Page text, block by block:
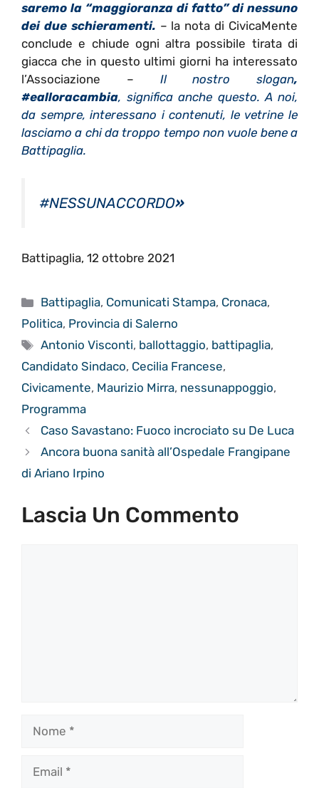
saremo la “maggioranza di fatto” di nessuno
dei due schieramenti. – la nota di CivicaMente
conclude e chiude ogni altra possibile tirata di
giacca che in questo ultimi giorni ha interessato
l’Associazione – Il nostro slogan,
#ealloracambia, significa anche questo. A noi,
da sempre, interessano i contenuti, le vetrine le
lasciamo a chi da troppo tempo non vuole bene a
Battipaglia.
#NESSUNACCORDO»
Battipaglia, 12 ottobre 2021
Categorie
Battipaglia, Comunicati Stampa, Cronaca,
Politica, Provincia di Salerno
Tag
Antonio Visconti, ballottaggio, battipaglia,
Candidato Sindaco, Cecilia Francese,
Civicamente, Maurizio Mirra, nessunappoggio,
Programma
Caso Savastano: Fuoco incrociato su De Luca
Ancora buona sanità all’Ospedale Frangipane
di Ariano Irpino
Lascia Un Commento